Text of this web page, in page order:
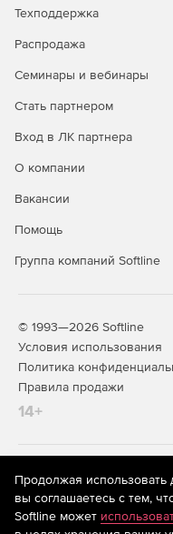
Техподдержка
Распродажа
Семинары и вебинары
Стать партнером
Вход в ЛК партнера
О компании
Вакансии
Помощь
Группа компаний Softline
© 1993—2026 Softline
Условия использования
Политика
Правила продажи
14+
На информационном
рекомендательные
предоставления
систематизации и
Продолжая использовать
вы соглашаетесь с тем,
Softline может